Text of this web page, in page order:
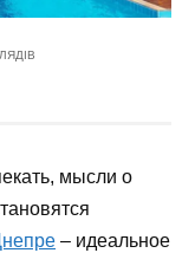
мысли о
– идеальное